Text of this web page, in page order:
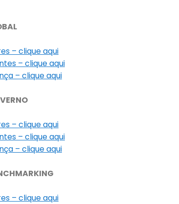
– clique aqui
– clique aqui
– clique aqui
– clique aqui
– clique aqui
– clique aqui
– clique aqui